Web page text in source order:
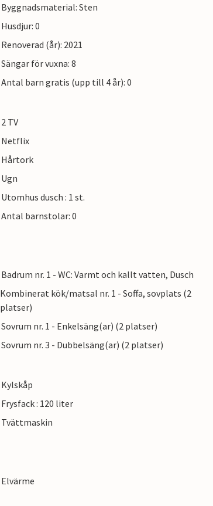
Byggnadsmaterial: Sten
Husdjur: 0
Renoverad (år): 2021
Sängar för vuxna: 8
Antal barn gratis (upp till 4 år): 0
2 TV
Netflix
Hårtork
Ugn
Utomhus dusch : 1 st.
Antal barnstolar: 0
Badrum nr. 1 - WC: Varmt och kallt vatten, Dusch
Kombinerat kök/matsal nr. 1 - Soffa, sovplats (2
platser)
Sovrum nr. 1 - Enkelsäng(ar) (2 platser)
Sovrum nr. 3 - Dubbelsäng(ar) (2 platser)
Kylskåp
Frysfack : 120 liter
Tvättmaskin
Elvärme